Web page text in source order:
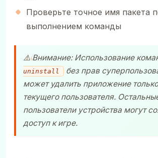
Проверьте точное имя пакета
выполнением команды
⚠️ Внимание: Использование
uninstall
без прав
может удалить приложение
текущего пользователя.
пользователи устройства могут
доступ к игре.